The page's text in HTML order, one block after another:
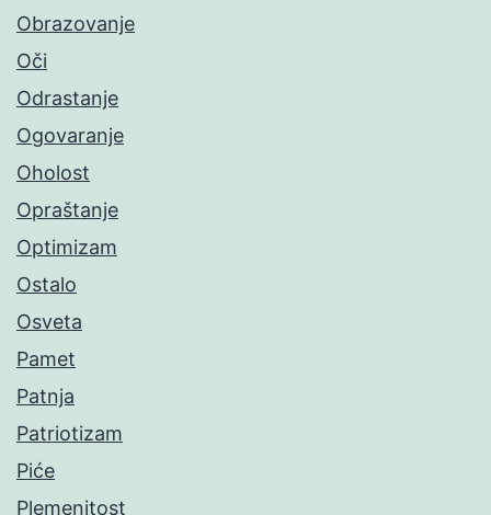
Obrazovanje
Oči
Odrastanje
Ogovaranje
Oholost
Opraštanje
Optimizam
Ostalo
Osveta
Pamet
Patnja
Patriotizam
Piće
Plemenitost